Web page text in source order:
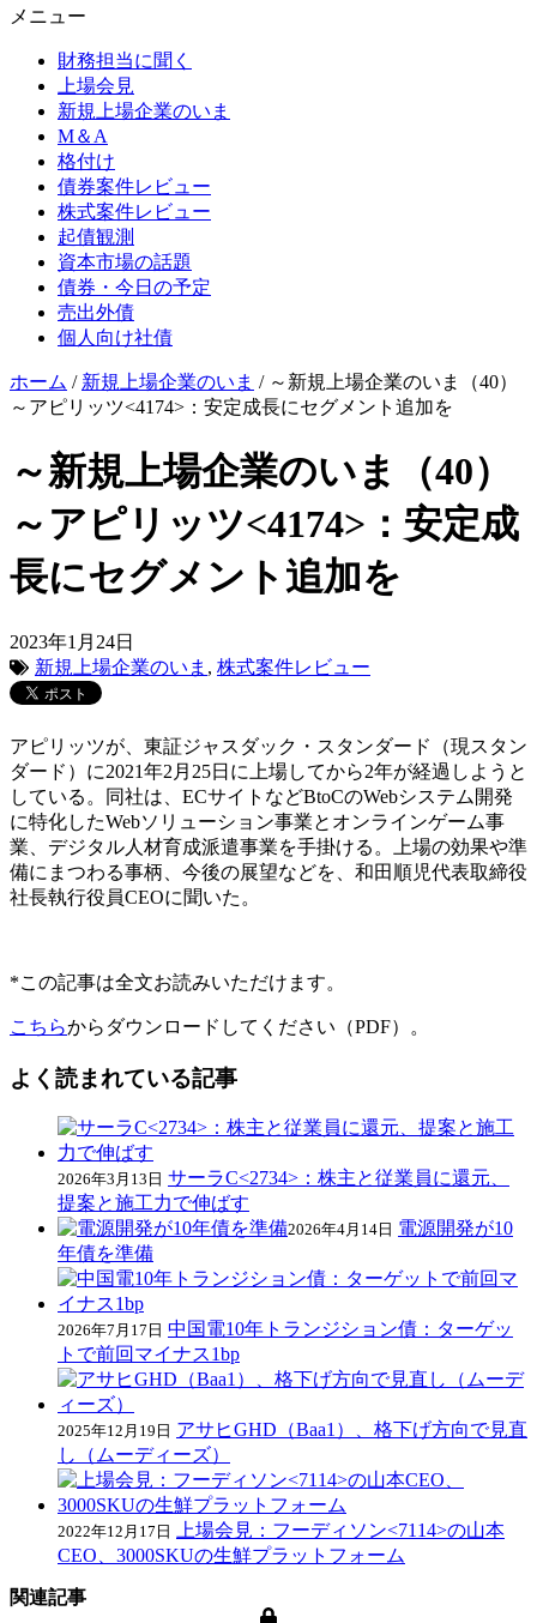
メニュー
財務担当に聞く
上場会見
新規上場企業のいま
M＆A
格付け
債券案件レビュー
株式案件レビュー
起債観測
資本市場の話題
債券・今日の予定
売出外債
個人向け社債
ホーム / 新規上場企業のいま / ～新規上場企業のいま（40）
～アピリッツ<4174>：安定成長にセグメント追加を
～新規上場企業のいま（40）
～アピリッツ<4174>：安定成
長にセグメント追加を
2023年1月24日
新規上場企業のいま , 株式案件レビュー
アピリッツが、東証ジャスダック・スタンダード（現スタン
ダード）に2021年2月25日に上場してから2年が経過しようと
している。同社は、ECサイトなどBtoCのWebシステム開発
に特化したWebソリューション事業とオンラインゲーム事
業、デジタル人材育成派遣事業を手掛ける。上場の効果や準
備にまつわる事柄、今後の展望などを、和田順児代表取締役
社長執行役員CEOに聞いた。
*この記事は全文お読みいただけます。
こちらからダウンロードしてください（PDF）。
よく読まれている記事
2026年3月13日 サーラC<2734>：株主と従業員に還元、
提案と施工力で伸ばす
2026年4月14日 電源開発が10
年債を準備
2026年7月17日 中国電10年トランジション債：ターゲッ
トで前回マイナス1bp
2025年12月19日 アサヒGHD（Baa1）、格下げ方向で見直
し（ムーディーズ）
2022年12月17日
上場会見：フーディソン<7114>の山本
CEO、3000SKUの生鮮プラットフォーム
関連記事